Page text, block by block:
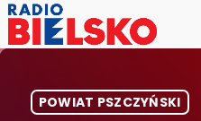
POWIAT PSZCZYŃSKI